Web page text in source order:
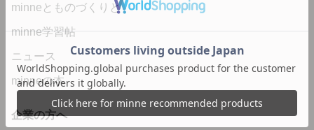
minneとものづくりと
minne学習帖
ニュース
minneの本
企業の方へ